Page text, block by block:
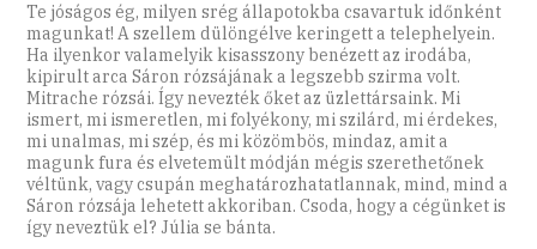
Te jóságos ég, milyen srég állapotokba csavartuk időnként
magunkat! A szellem dülöngélve keringett a telephelyein.
Ha ilyenkor valamelyik kisasszony benézett az irodába,
kipirult arca Sáron rózsájának a legszebb szirma volt.
Mitrache rózsái. Így nevezték őket az üzlettársaink. Mi
ismert, mi ismeretlen, mi folyékony, mi szilárd, mi érdekes,
mi unalmas, mi szép, és mi közömbös, mindaz, amit a
magunk fura és elvetemült módján mégis szerethetőnek
véltünk, vagy csupán meghatározhatatlannak, mind, mind a
Sáron rózsája lehetett akkoriban. Csoda, hogy a cégünket is
így neveztük el? Júlia se bánta.